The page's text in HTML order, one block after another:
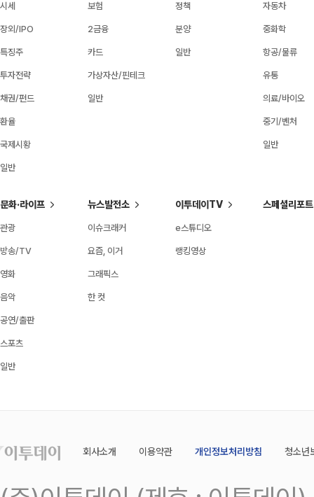
시세
장외/IPO
특징주
투자전략
채권/펀드
환율
국제시황
일반
보험
2금융
카드
가상자산/핀테크
일반
정책
분양
일반
자동차
중화학
항공/물류
유통
의료/바이오
중기/벤처
일반
문화·라이프
관광
방송/TV
영화
음악
공연/출판
스포츠
일반
뉴스발전소
이슈크래커
요즘, 이거
그래픽스
한 컷
이투데이TV
e스튜디오
랭킹영상
스페셜리포트
회사소개 이용약관 개인정보처리방침 청소년